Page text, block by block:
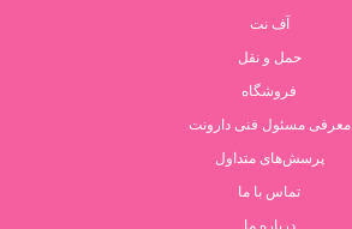
آف نت
حمل و نقل
فروشگاه
معرفی مسئول فنی دارونت
پرسش‌های متداول
تماس با ما
درباره ما